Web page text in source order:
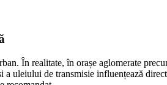
În realitate, în orașe aglomerate
uleiului de transmisie influențează